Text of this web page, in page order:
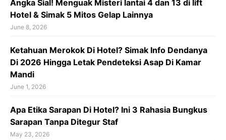
Angka Sial! Menguak Misteri lantai 4 dan 13 di lift
Hotel & Simak 5 Mitos Gelap Lainnya
June 8, 2026
Ketahuan Merokok Di Hotel? Simak Info Dendanya
Di 2026 Hingga Letak Pendeteksi Asap Di Kamar
Mandi
June 1, 2026
Apa Etika Sarapan Di Hotel? Ini 3 Rahasia Bungkus
Sarapan Tanpa Ditegur Staf
May 23, 2026